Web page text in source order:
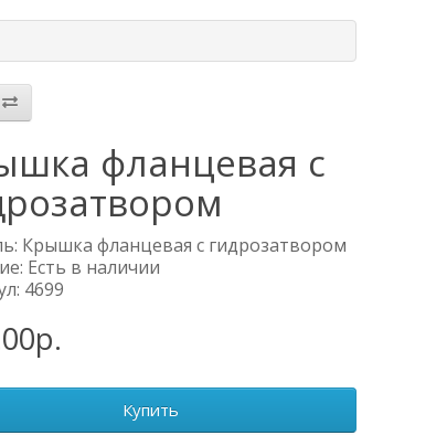
фланцевая с
Крышка фланцевая с гидрозатвором
Есть в наличии
4699
Купить